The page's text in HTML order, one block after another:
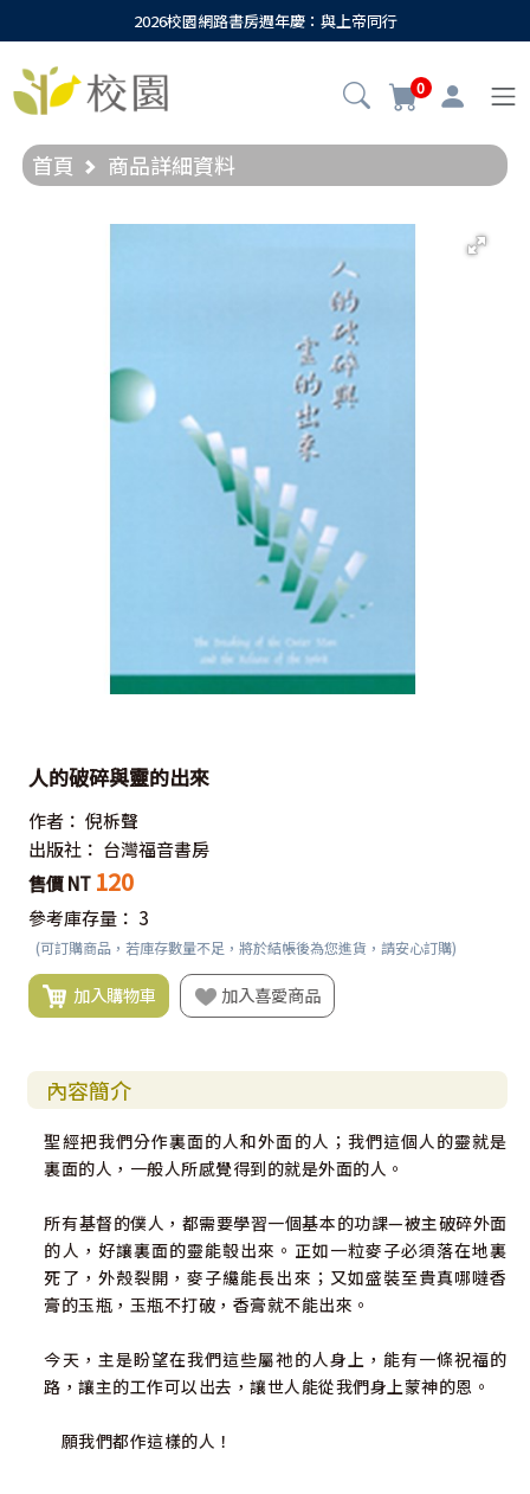
2026校園網路書房週年慶：與上帝同行
0
首頁 商品詳細資料
人的破碎與靈的出來
作者： 倪柝聲
出版社： 台灣福音書房
售價 NT 120
參考庫存量： 3
(可訂購商品，若庫存數量不足，將於結帳後為您進貨，請安心訂購)
加入購物車 加入喜愛商品
內容簡介
聖經把我們分作裏面的人和外面的人；我們這個人的靈就是
裏面的人，一般人所感覺得到的就是外面的人。
所有基督的僕人，都需要學習一個基本的功課—被主破碎外面
的人，好讓裏面的靈能彀出來。正如一粒麥子必須落在地裏
死了，外殼裂開，麥子纔能長出來；又如盛裝至貴真哪噠香
膏的玉瓶，玉瓶不打破，香膏就不能出來。
今天，主是盼望在我們這些屬祂的人身上，能有一條祝福的
路，讓主的工作可以出去，讓世人能從我們身上蒙神的恩。
願我們都作這樣的人！